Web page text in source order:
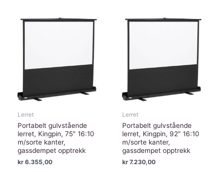
Lerret
Portabelt gulvstående
lerret, Kingpin, 75″ 16:10
m/sorte kanter,
gassdempet opptrekk
kr 6.355,00
Lerret
Portabelt gulvstående
lerret, Kingpin, 92″ 16:10
m/sorte kanter,
gassdempet opptrekk
kr 7.230,00